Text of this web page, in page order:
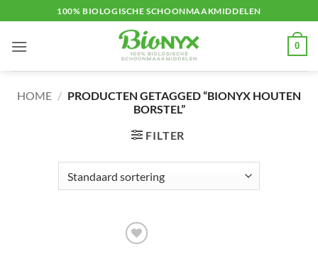
naar
inhoud
100% BIOLOGISCHE SCHOONMAAKMIDDELEN
0
HOME / PRODUCTEN GETAGGED “BIONYX HOUTEN
BORSTEL”
FILTER